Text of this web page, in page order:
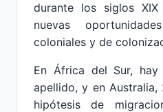
durante los siglos
nuevas
coloniales y de
En África del Sur,
apellido, y en Australia,
hipótesis de